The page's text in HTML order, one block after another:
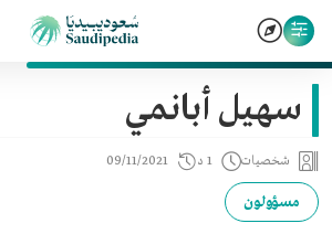
سهيل أبانمي
شخصيات 1 د 09/11/2021
مسؤولون